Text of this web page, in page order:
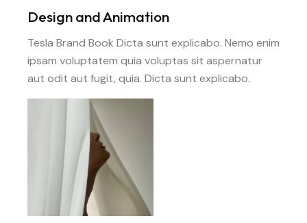
Design and Animation
Tesla Brand Book Dicta sunt explicabo. Nemo enim
ipsam voluptatem quia voluptas sit aspernatur
aut odit aut fugit, quia. Dicta sunt explicabo.